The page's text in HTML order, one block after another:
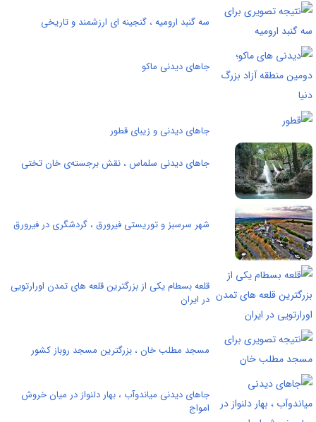
سه گنبد ارومیه ، گنجینه ای ارزشمند و تاریخی
جاهای دیدنی ماکو
جاهای دیدنی و زیبای قطور
جاهای دیدنی سلماس ، نقش برجسته‌ی خان تختی
شهر سرسبز و توریستی فیرورق ، گردشگری در فیرورق
قلعه بسطام یکی از بزرگترین قلعه های تمدن اورارتویی
در ایران
مسجد مطلب خان ، بزرگترین مسجد روباز کشور
جاهای دیدنی میاندوآب ، بهار دلنواز در میان خروش
امواج